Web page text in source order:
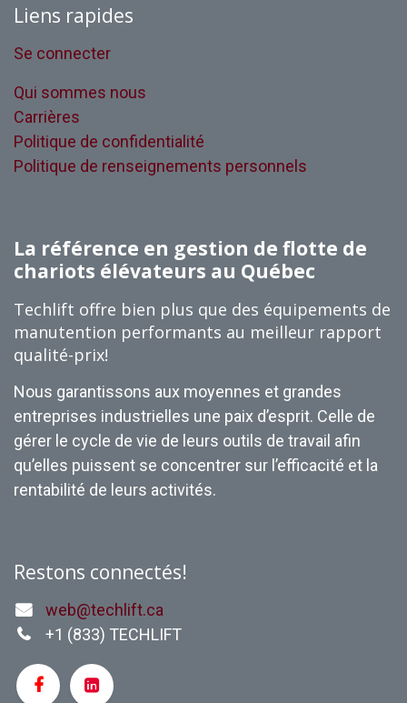
Liens rapides
Se connecter
Qui sommes nous
Carrières
Politique de confidentialité
Politique de renseignements personnels
La référence en gestion de flotte de
chariots élévateurs au Québec
Techlift offre bien plus que des équipements de
manutention performants au meilleur rapport
qualité-prix!
Nous garantissons aux moyennes et grandes
entreprises industrielles une paix d’esprit. Celle de
gérer le cycle de vie de leurs outils de travail afin
qu’elles puissent se concentrer sur l’efficacité et la
rentabilité de leurs activités.
Restons connectés!
web@techlift.ca
+1 (833) TECHLIFT